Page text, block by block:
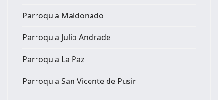
Parroquia Maldonado
Parroquia Julio Andrade
Parroquia La Paz
Parroquia San Vicente de Pusir